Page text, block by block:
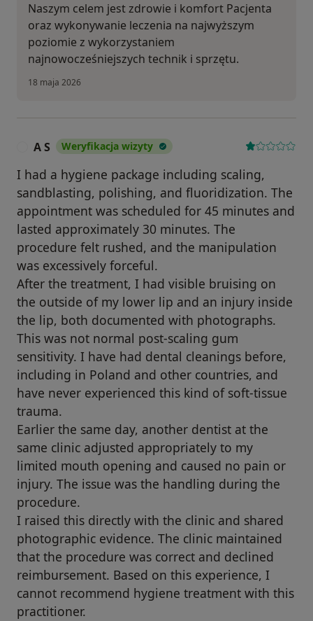
Naszym celem jest zdrowie i komfort Pacjenta
oraz wykonywanie leczenia na najwyższym
poziomie z wykorzystaniem
najnowocześniejszych technik i sprzętu.
18 maja 2026
A S Weryfikacja wizyty
I had a hygiene package including scaling,
sandblasting, polishing, and fluoridization. The
appointment was scheduled for 45 minutes and
lasted approximately 30 minutes. The
procedure felt rushed, and the manipulation
was excessively forceful.
After the treatment, I had visible bruising on
the outside of my lower lip and an injury inside
the lip, both documented with photographs.
This was not normal post-scaling gum
sensitivity. I have had dental cleanings before,
including in Poland and other countries, and
have never experienced this kind of soft-tissue
trauma.
Earlier the same day, another dentist at the
same clinic adjusted appropriately to my
limited mouth opening and caused no pain or
injury. The issue was the handling during the
procedure.
I raised this directly with the clinic and shared
photographic evidence. The clinic maintained
that the procedure was correct and declined
reimbursement. Based on this experience, I
cannot recommend hygiene treatment with this
practitioner.